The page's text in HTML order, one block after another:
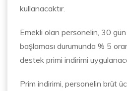
kullanacaktır.
Emekli olan personelin, 30
başlaması durumunda % 5
destek primi indirimi
Prim indirimi, personelin brüt